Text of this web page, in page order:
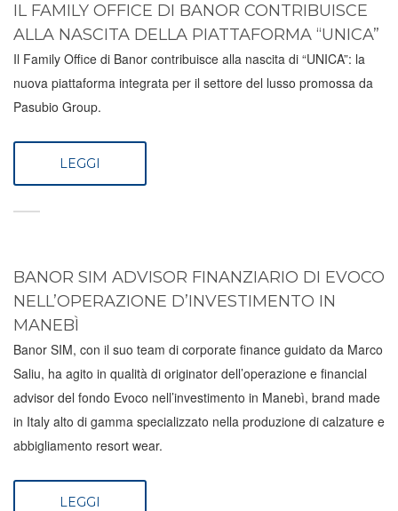
IL FAMILY OFFICE DI BANOR CONTRIBUISCE
ALLA NASCITA DELLA PIATTAFORMA “UNICA”
Il Family Office di Banor contribuisce alla nascita di “UNICA”: la
nuova piattaforma integrata per il settore del lusso promossa da
Pasubio Group.
LEGGI
BANOR SIM ADVISOR FINANZIARIO DI EVOCO
NELL’OPERAZIONE D’INVESTIMENTO IN
MANEBÌ
Banor SIM, con il suo team di corporate finance guidato da Marco
Saliu, ha agito in qualità di originator dell’operazione e financial
advisor del fondo Evoco nell’investimento in Manebì, brand made
in Italy alto di gamma specializzato nella produzione di calzature e
abbigliamento resort wear.
LEGGI